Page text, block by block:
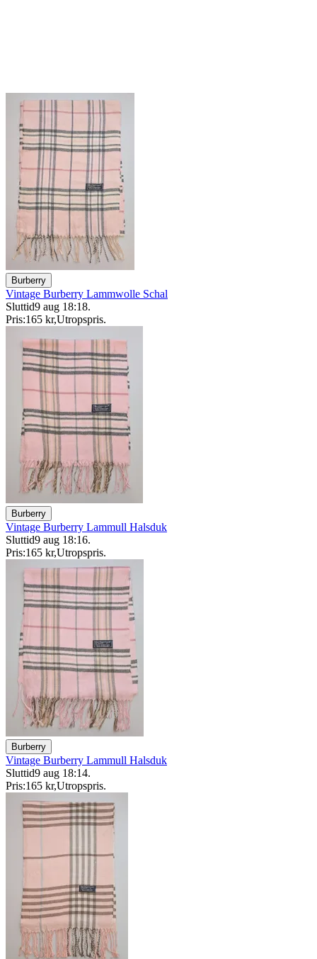
Burberry
Vintage Burberry Lammwolle Schal
Sluttid9 aug 18:18.
Pris:165 kr,Utropspris.
Burberry
Vintage Burberry Lammull Halsduk
Sluttid9 aug 18:16.
Pris:165 kr,Utropspris.
Burberry
Vintage Burberry Lammull Halsduk
Sluttid9 aug 18:14.
Pris:165 kr,Utropspris.